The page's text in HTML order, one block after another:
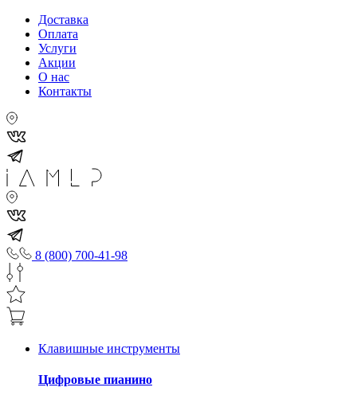
Доставка
Оплата
Услуги
Акции
О нас
Контакты
8 (800) 700-41-98
Клавишные инструменты
Цифровые пианино